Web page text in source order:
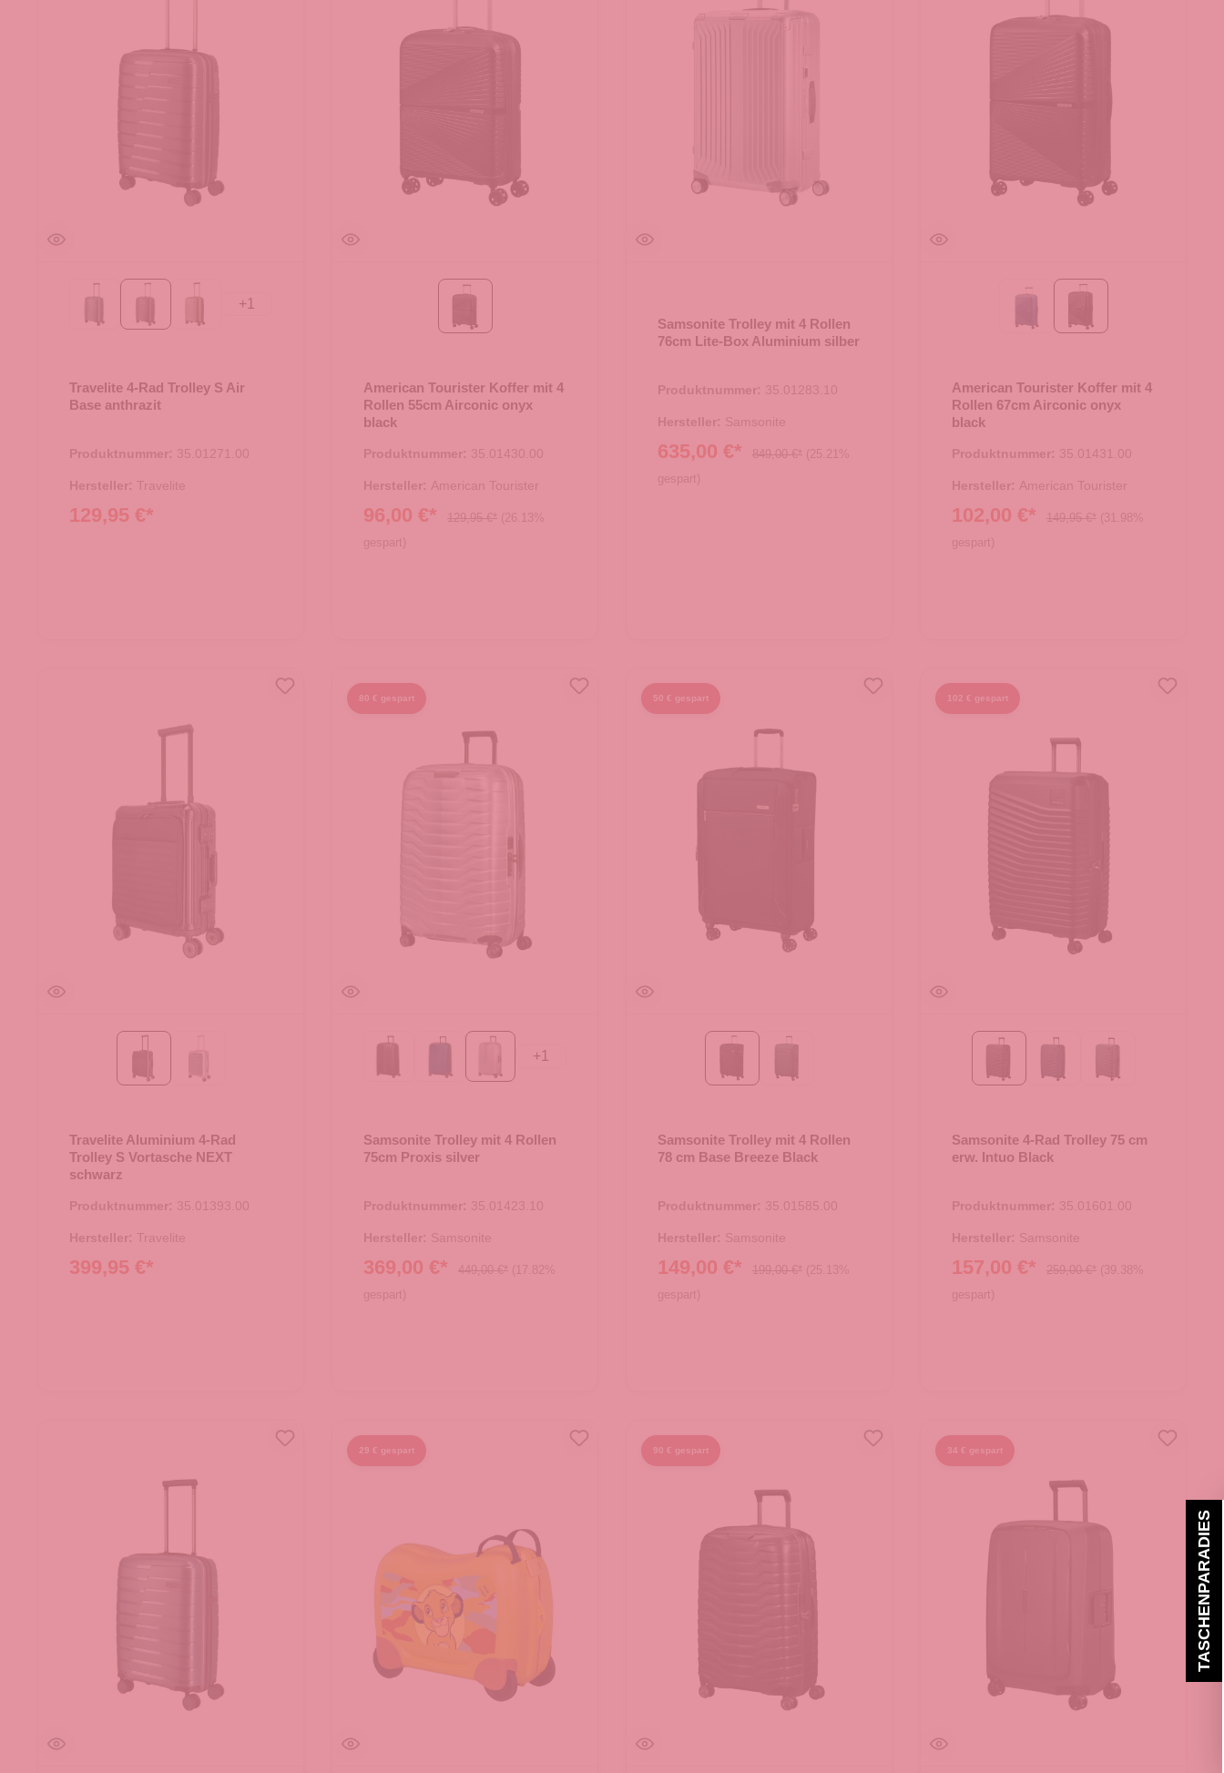
champagner
+1
Travelite 4-Rad Trolley S Air
Base anthrazit
Produktnummer: 35.01271.00
Hersteller: Travelite
129,95 €*
American Tourister Koffer mit 4
Rollen 55cm Airconic onyx
black
Produktnummer: 35.01430.00
Hersteller: American Tourister
96,00 €* 129,95 €* (26.13%
gespart)
Samsonite Trolley mit 4 Rollen
76cm Lite-Box Aluminium silber
Produktnummer: 35.01283.10
Hersteller: Samsonite
635,00 €* 849,00 €* (25.21%
gespart)
American Tourister Koffer mit 4
Rollen 67cm Airconic onyx
black
Produktnummer: 35.01431.00
Hersteller: American Tourister
102,00 €* 149,95 €* (31.98%
gespart)
Travelite Aluminium 4-Rad
Trolley S Vortasche NEXT
schwarz
Produktnummer: 35.01393.00
Hersteller: Travelite
399,95 €*
80 € gespart
+1
Samsonite Trolley mit 4 Rollen
75cm Proxis silver
Produktnummer: 35.01423.10
Hersteller: Samsonite
369,00 €* 449,00 €* (17.82%
gespart)
50 € gespart
Samsonite Trolley mit 4 Rollen
78 cm Base Breeze Black
Produktnummer: 35.01585.00
Hersteller: Samsonite
149,00 €* 199,00 €* (25.13%
gespart)
102 € gespart
Samsonite 4-Rad Trolley 75 cm
erw. Intuo Black
Produktnummer: 35.01601.00
Hersteller: Samsonite
157,00 €* 259,00 €* (39.38%
gespart)
29 € gespart 90 € gespart 34 € gespart
TASCHENPARADIES